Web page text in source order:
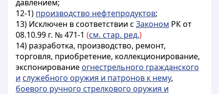
давлением;
12-1) производство нефтепродуктов;
13) Исключен в соответствии с Законом РК от
08.10.99 г. № 471-1 (см. стар. ред.)
14) разработка, производство, ремонт,
торговля, приобретение, коллекционирование,
экспонирование огнестрельного гражданского
и служебного оружия и патронов к нему,
боевого ручного стрелкового оружия и